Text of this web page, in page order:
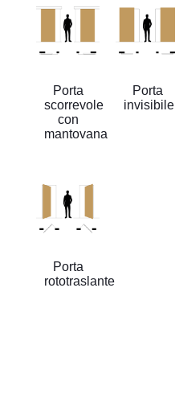
Porta
scorrevole
con
mantovana
Porta
invisibile
Porta
rototraslante